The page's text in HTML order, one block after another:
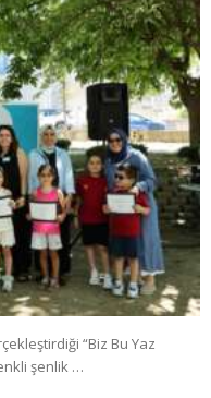
“Biz Bu Yaz
şenlik …